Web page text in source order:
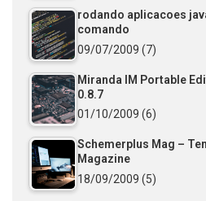
rodando aplicacoes
comando
09/07/2009 (7)
Miranda IM Portable
0.8.7
01/10/2009 (6)
Schemerplus Mag –
Magazine
18/09/2009 (5)